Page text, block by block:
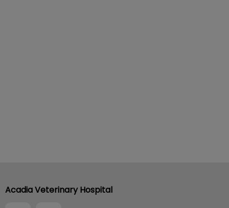
Acadia Veterinary Hospital